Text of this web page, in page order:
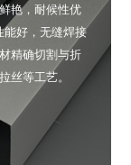
艳，耐候性优
能好，无缝焊接
精确切割与折
丝等工艺。